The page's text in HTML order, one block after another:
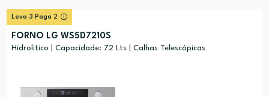
Leva 3 Paga 2
FORNO LG WS5D7210S
Hidrolitico | Capacidade: 72 Lts | Calhas Telescópicas